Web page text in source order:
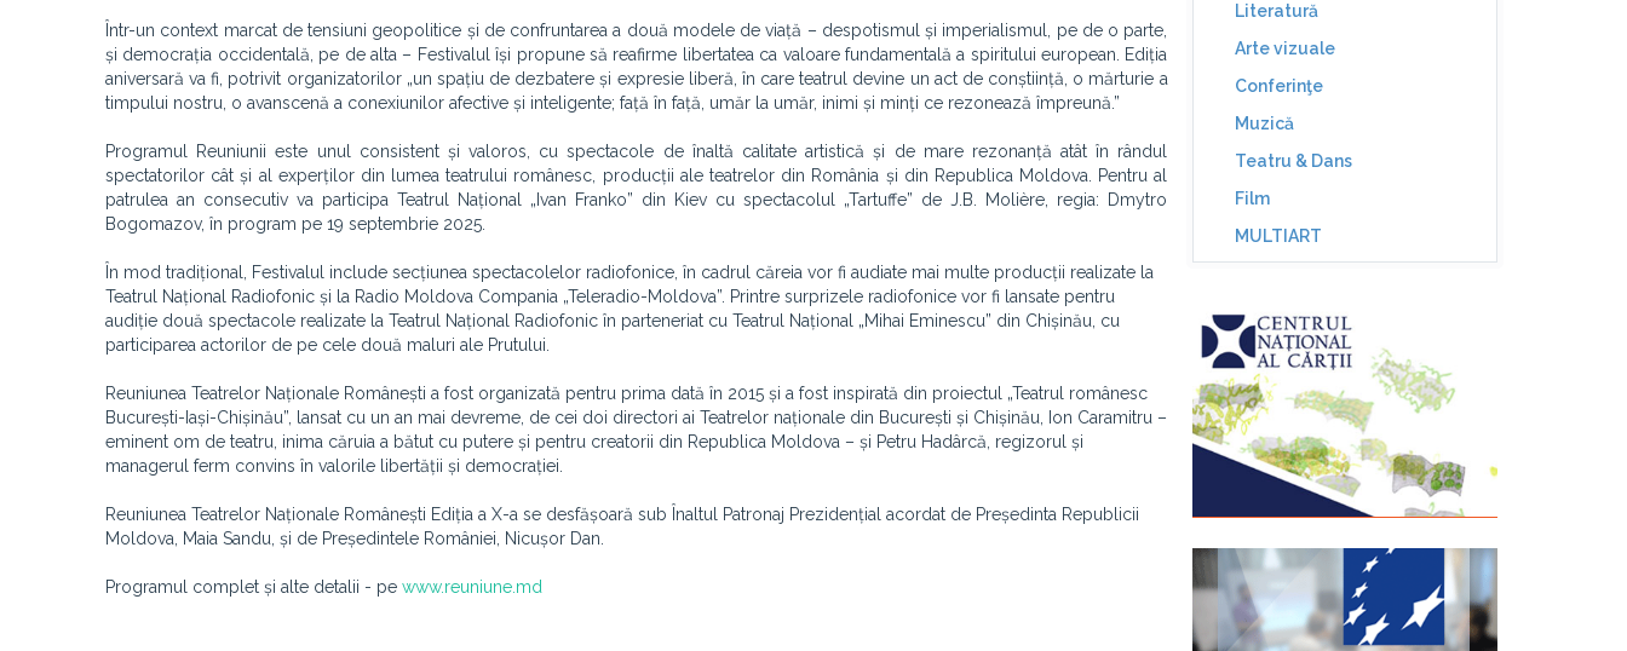
Într-un context marcat de tensiuni geopolitice și de confruntarea a două modele de viață – despotismul și imperialismul, pe de o parte,
și democrația occidentală, pe de alta – Festivalul își propune să reafirme libertatea ca valoare fundamentală a spiritului european. Ediția
aniversară va fi, potrivit organizatorilor „un spațiu de dezbatere și expresie liberă, în care teatrul devine un act de conștiință, o mărturie a
timpului nostru, o avanscenă a conexiunilor afective și inteligente; față în față, umăr la umăr, inimi și minți ce rezonează împreună.”
Programul Reuniunii este unul consistent și valoros, cu spectacole de înaltă calitate artistică și de mare rezonanță atât în rândul
spectatorilor cât și al experților din lumea teatrului românesc, producții ale teatrelor din România și din Republica Moldova. Pentru al
patrulea an consecutiv va participa Teatrul Național „Ivan Franko” din Kiev cu spectacolul „Tartuffe” de J.B. Molière, regia: Dmytro
Bogomazov, în program pe 19 septembrie 2025.
În mod tradițional, Festivalul include secțiunea spectacolelor radiofonice, în cadrul căreia vor fi audiate mai multe producții realizate la
Teatrul Național Radiofonic și la Radio Moldova Compania „Teleradio-Moldova”. Printre surprizele radiofonice vor fi lansate pentru
audiție două spectacole realizate la Teatrul Național Radiofonic în parteneriat cu Teatrul Național „Mihai Eminescu” din Chișinău, cu
participarea actorilor de pe cele două maluri ale Prutului.
Reuniunea Teatrelor Naționale Românești a fost organizată pentru prima dată în 2015 și a fost inspirată din proiectul „Teatrul românesc
București-Iași-Chișinău”, lansat cu un an mai devreme, de cei doi directori ai Teatrelor naționale din București și Chișinău, Ion Caramitru –
eminent om de teatru, inima căruia a bătut cu putere și pentru creatorii din Republica Moldova – și Petru Hadârcă, regizorul și
managerul ferm convins în valorile libertății și democrației.
Reuniunea Teatrelor Naționale Românești Ediția a X-a se desfășoară sub Înaltul Patronaj Prezidențial acordat de Președinta Republicii
Moldova, Maia Sandu, și de Președintele României, Nicușor Dan.
Programul complet și alte detalii - pe www.reuniune.md
Literatură
Arte vizuale
Conferinţe
Muzică
Teatru & Dans
Film
MULTIART